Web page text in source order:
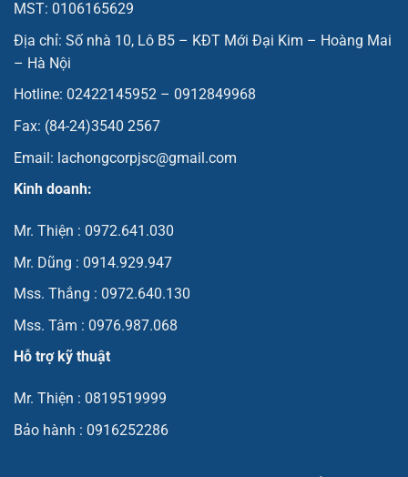
MST: 0106165629
Địa chỉ: Số nhà 10, Lô B5 – KĐT Mới Đại Kim – Hoàng Mai
– Hà Nội
Hotline: 02422145952 – 0912849968
Fax: (84-24)3540 2567
Email: lachongcorpjsc@gmail.com
Kinh doanh:
Mr. Thiện : 0972.641.030
Mr. Dũng : 0914.929.947
Mss. Thắng : 0972.640.130
Mss. Tâm : 0976.987.068
Hỗ trợ kỹ thuật
Mr. Thiện : 0819519999
Bảo hành : 0916252286